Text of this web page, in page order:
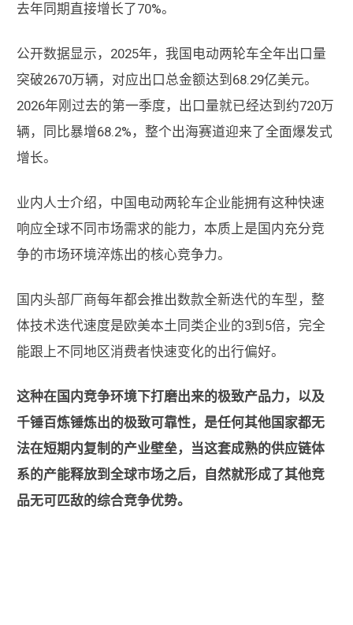
去年同期直接增长了70%。
公开数据显示，2025年，我国电动两轮车全年出口量
突破2670万辆，对应出口总金额达到68.29亿美元。
2026年刚过去的第一季度，出口量就已经达到约720万
辆，同比暴增68.2%，整个出海赛道迎来了全面爆发式
增长。
业内人士介绍，中国电动两轮车企业能拥有这种快速
响应全球不同市场需求的能力，本质上是国内充分竞
争的市场环境淬炼出的核心竞争力。
国内头部厂商每年都会推出数款全新迭代的车型，整
体技术迭代速度是欧美本土同类企业的3到5倍，完全
能跟上不同地区消费者快速变化的出行偏好。
这种在国内竞争环境下打磨出来的极致产品力，以及
千锤百炼锤炼出的极致可靠性，是任何其他国家都无
法在短期内复制的产业壁垒，当这套成熟的供应链体
系的产能释放到全球市场之后，自然就形成了其他竞
品无可匹敌的综合竞争优势。